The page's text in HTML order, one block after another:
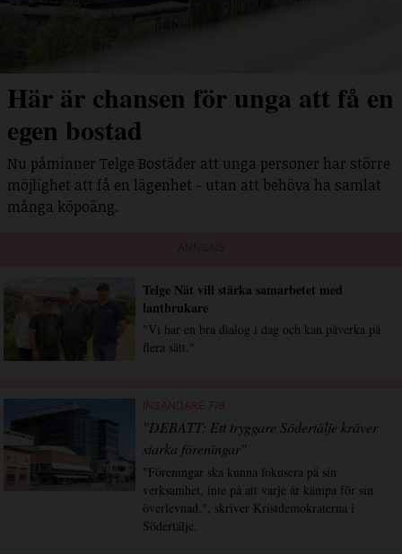
Här är chansen för unga att få en
egen bostad
Nu påminner Telge Bostäder att unga personer har större
möjlighet att få en lägenhet - utan att behöva ha samlat
många köpoäng.
Telge Nät vill stärka samarbetet med
lantbrukare
"Vi har en bra dialog i dag och kan påverka på
flera sätt."
INSÄNDARE 7/8
"DEBATT: Ett tryggare Södertälje kräver
starka föreningar"
"Föreningar ska kunna fokusera på sin
verksamhet, inte på att varje år kämpa för sin
överlevnad.", skriver Kristdemokraterna i
Södertälje.